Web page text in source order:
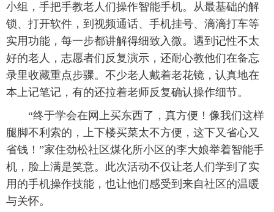
太原日报 太原晚报 热评 社区
小组，手把手教老人们操作智能手机。从最基础的解
锁、打开软件，到视频通话、手机挂号、滴滴打车等
实用功能，每一步都讲解得细致入微。遇到记性不太
好的老人，志愿者们反复演示，还耐心教他们在备忘
录里收藏重点步骤。不少老人戴着老花镜，认真地在
本上记笔记，有的还拉着老师反复确认操作细节。
“终于学会在网上买东西了，真方便！像我们这样
腿脚不利索的，上下楼买菜太不方便，这下又省心又
省钱！”家住劲松社区煤化所小区的李大娘举着智能手
机，脸上满是笑意。此次活动不仅让老人们学到了实
用的手机操作技能，也让他们感受到来自社区的温暖
与关怀。